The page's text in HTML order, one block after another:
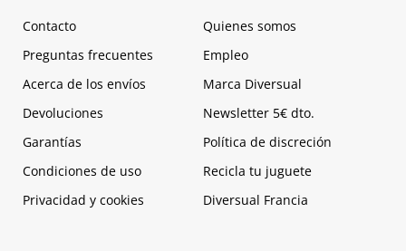
Contacto
Preguntas frecuentes
Acerca de los envíos
Devoluciones
Garantías
Condiciones de uso
Privacidad y cookies
Quienes somos
Empleo
Marca Diversual
Newsletter 5€ dto.
Política de discreción
Recicla tu juguete
Diversual Francia